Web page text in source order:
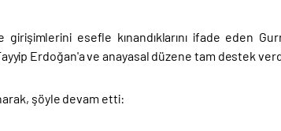
esefle kınandıklarını ifade eden
Erdoğan'a ve anayasal düzene tam destek
şöyle devam etti: